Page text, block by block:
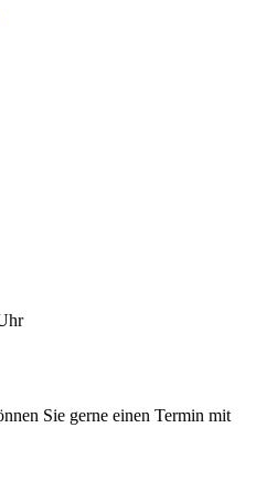
Sie gerne einen Termin mit